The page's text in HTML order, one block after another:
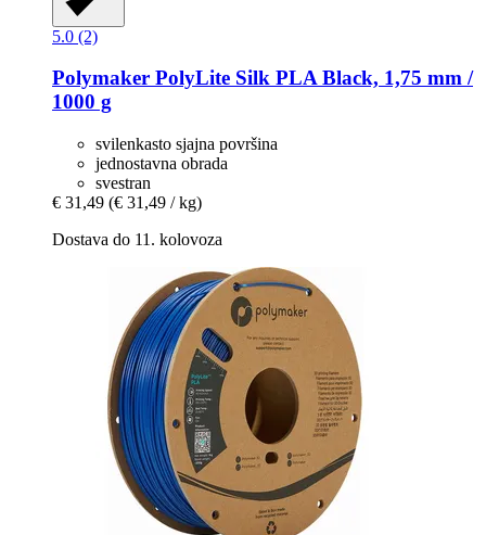
5.0 (2)
Polymaker PolyLite Silk PLA Black, 1,75 mm /
1000 g
svilenkasto sjajna površina
jednostavna obrada
svestran
€ 31,49 (€ 31,49 / kg)
Dostava do 11. kolovoza